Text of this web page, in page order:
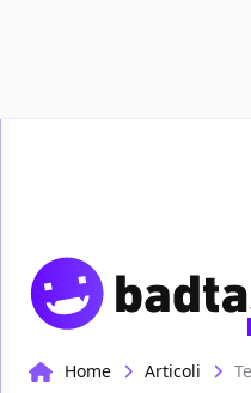
Home Articoli